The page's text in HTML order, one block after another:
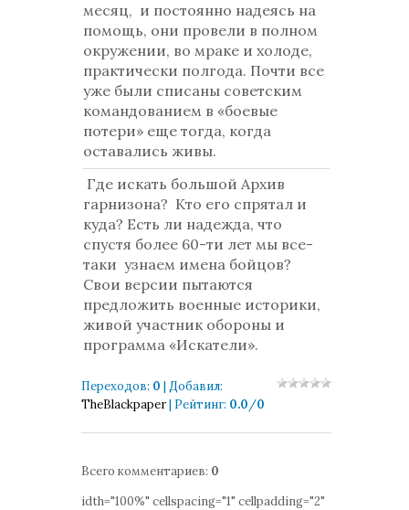
месяц, и постоянно надеясь на
помощь, они провели в полном
окружении, во мраке и холоде,
практически полгода. Почти все
уже были списаны советским
командованием в «боевые
потери» еще тогда, когда
оставались живы.
Где искать большой Архив
гарнизона? Кто его спрятал и
куда? Есть ли надежда, что
спустя более 60-ти лет мы все-
таки узнаем имена бойцов?
Свои версии пытаются
предложить военные историки,
живой участник обороны и
программа «Искатели».
Переходов: 0 | Добавил:
TheBlackpaper| Рейтинг: 0.0/0
Всего комментариев: 0
idth="100%" cellspacing="1" cellpadding="2"